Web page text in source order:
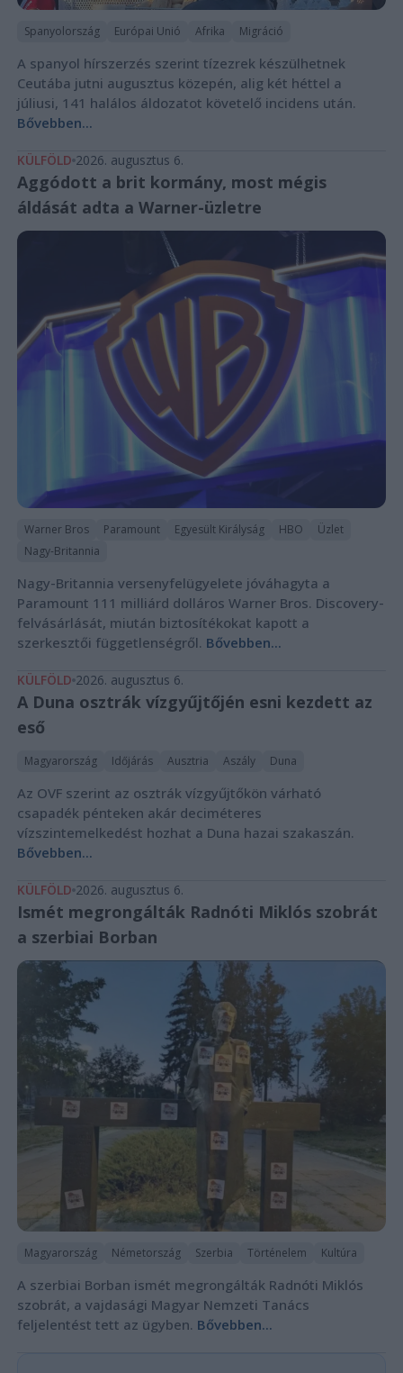
Spanyolország Európai Unió Afrika Migráció
A spanyol hírszerzés szerint tízezrek készülhetnek
Ceutába jutni augusztus közepén, alig két héttel a
júliusi, 141 halálos áldozatot követelő incidens után.
Bővebben...
KÜLFÖLD 2026. augusztus 6.
Aggódott a brit kormány, most mégis
áldását adta a Warner-üzletre
Warner Bros Paramount Egyesült Királyság HBO
Üzlet
Nagy-Britannia
Nagy-Britannia versenyfelügyelete jóváhagyta a
Paramount 111 milliárd dolláros Warner Bros. Discovery-
felvásárlását, miután biztosítékokat kapott a
szerkesztői függetlenségről. Bővebben...
KÜLFÖLD 2026. augusztus 6.
A Duna osztrák vízgyűjtőjén esni kezdett az
eső
Magyarország Időjárás Ausztria Aszály Duna
Az OVF szerint az osztrák vízgyűjtőkön várható
csapadék pénteken akár deciméteres
vízszintemelkedést hozhat a Duna hazai szakaszán.
Bővebben...
KÜLFÖLD 2026. augusztus 6.
Ismét megrongálták Radnóti Miklós szobrát
a szerbiai Borban
Magyarország Németország Szerbia Történelem Kultúra
A szerbiai Borban ismét megrongálták Radnóti Miklós
szobrát, a vajdasági Magyar Nemzeti Tanács
feljelentést tett az ügyben. Bővebben...